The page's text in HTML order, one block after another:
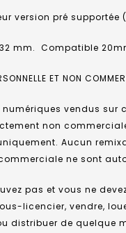
version pré supportée
mm. Compatible
ET NON
numériques vendus sur
non
Aucun
ne sont
pas et vous ne
licencier, vendre,
distribuer de quelque